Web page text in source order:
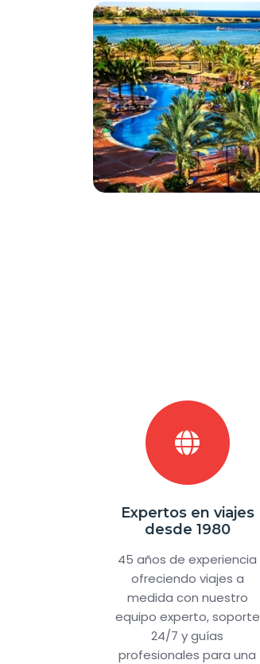
Expertos en viajes
desde 1980
45 años de experiencia
ofreciendo viajes a
medida con nuestro
equipo experto, soporte
24/7 y guías
profesionales para una